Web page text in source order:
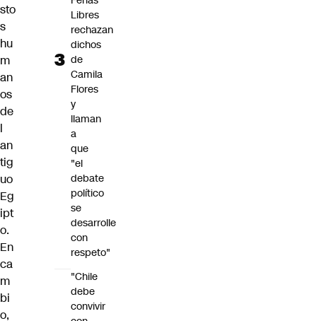
sto
s
hu
m
an
os
de
l
an
tig
uo
Eg
ipt
o.
En
ca
m
bi
o,
Libres
rechazan
dichos
de
Camila
Flores
y
llaman
a
que
"el
debate
político
se
desarrolle
con
respeto"
"Chile
debe
convivir